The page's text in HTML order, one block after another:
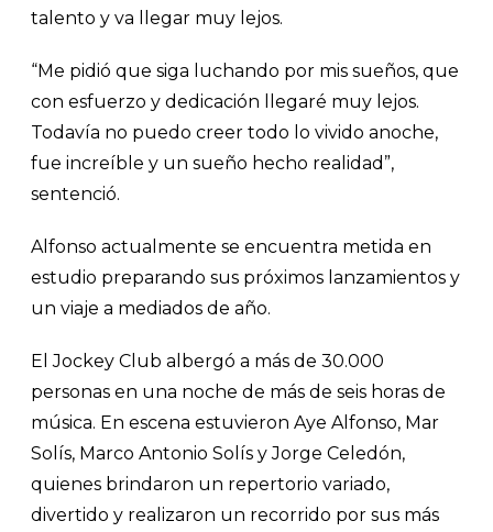
talento y va llegar muy lejos.
“Me pidió que siga luchando por mis sueños, que
con esfuerzo y dedicación llegaré muy lejos.
Todavía no puedo creer todo lo vivido anoche,
fue increíble y un sueño hecho realidad”,
sentenció.
Alfonso actualmente se encuentra metida en
estudio preparando sus próximos lanzamientos y
un viaje a mediados de año.
El Jockey Club albergó a más de 30.000
personas en una noche de más de seis horas de
música. En escena estuvieron Aye Alfonso, Mar
Solís, Marco Antonio Solís y Jorge Celedón,
quienes brindaron un repertorio variado,
divertido y realizaron un recorrido por sus más